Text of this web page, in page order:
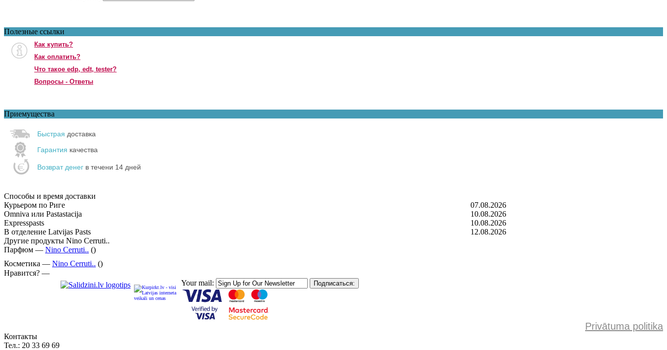
Полезные ссылки
Как купить?
Как оплатить?
Что такое edp, edt, tester?
Вопросы - Ответы
Приемущества
Быстрая доставка
Гарантия качества
Возврат денег в течени 14 дней
Способы и время доставки
Курьером по Риге
07.08.2026
Omniva или Pastastacija
10.08.2026
Expresspasts
10.08.2026
В отделение Latvijas Pasts
12.08.2026
Другие продукты Nino Cerruti..
Парфюм — Nino Cerruti.. ()
Косметика — Nino Cerruti.. ()
Нравится? —
Your mail:
Privātuma politika
Контакты
Тел.: 20 33 69 69